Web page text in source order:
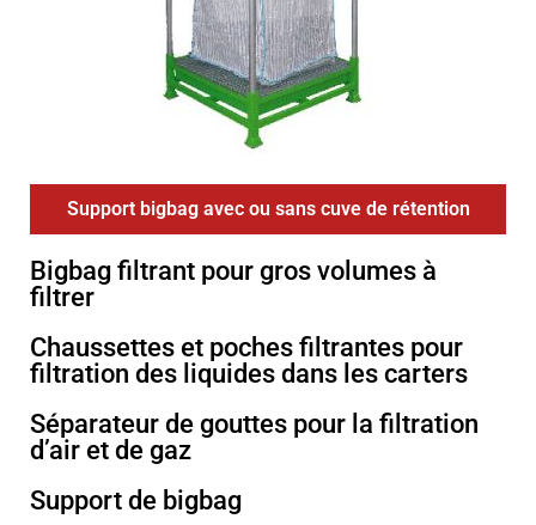
Support bigbag avec ou sans cuve de rétention
Bigbag filtrant pour gros volumes à
filtrer
Chaussettes et poches filtrantes pour
filtration des liquides dans les carters
Séparateur de gouttes pour la filtration
d’air et de gaz
Support de bigbag